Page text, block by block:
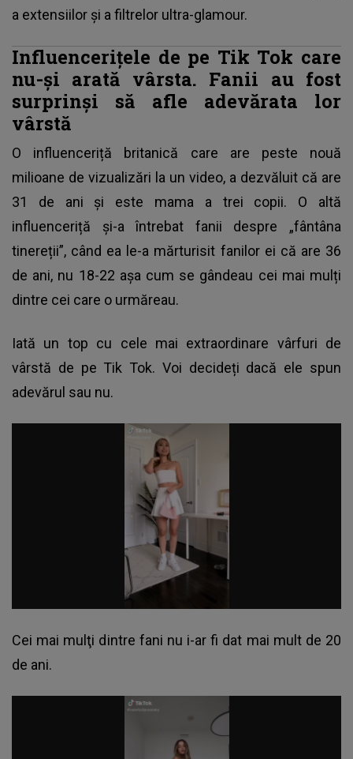
a extensiilor și a filtrelor ultra-glamour.
Influencerițele de pe Tik Tok care
nu-și arată vârsta. Fanii au fost
surprinși să afle adevărata lor
vârstă
O influenceriță britanică care are peste nouă
milioane de vizualizări la un video, a dezvăluit că are
31 de ani și este mama a trei copii. O altă
influenceriță și-a întrebat fanii despre „fântâna
tinereții”, când ea le-a mărturisit fanilor ei că are 36
de ani, nu 18-22 așa cum se gândeau cei mai mulți
dintre cei care o urmăreau.
Iată un top cu cele mai extraordinare vârfuri de
vârstă de pe Tik Tok. Voi decideți dacă ele spun
adevărul sau nu.
Cei mai mulţi dintre fani nu i-ar fi dat mai mult de 20
de ani.